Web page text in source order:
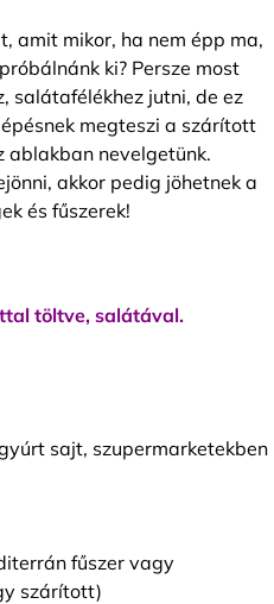
amit mikor, ha nem épp ma,
ki? Persze most
salátafélékhez jutni, de ez
megteszi a szárított
ablakban nevelgetünk.
akkor pedig jöhetnek a
és fűszerek!
töltve, salátával.
sajt, szupermarketekben
fűszer vagy
szárított)